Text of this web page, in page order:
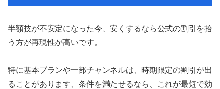
半額技が不安定になった今、安くするなら公式の割引を拾
う方が再現性が高いです。
特に基本プランや一部チャンネルは、時期限定の割引が出
ることがあります、条件を満たせるなら、これが最短で効